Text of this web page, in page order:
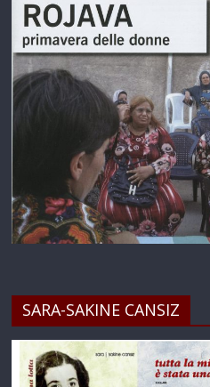
SARA-SAKINE CANSIZ